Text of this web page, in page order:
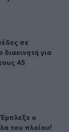
σε
σε
για
45
προπέλα του
Έμπλεξε ο
ο
του πλοίου!